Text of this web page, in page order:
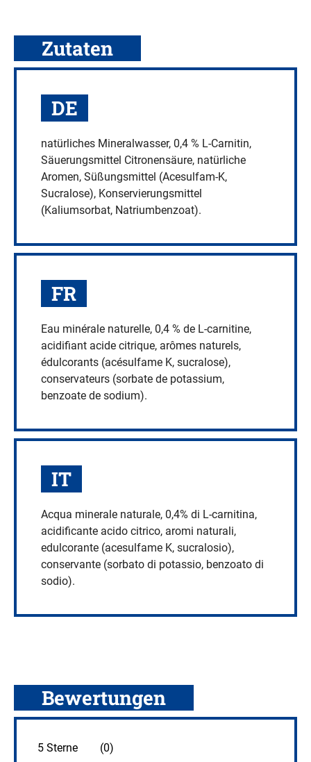
Zitrone-
Limette,
18
Menge
Zutaten
DE
natürliches Mineralwasser, 0,4 % L-Carnitin,
Säuerungsmittel Citronensäure, natürliche
Aromen, Süßungsmittel (Acesulfam-K,
Sucralose), Konservierungsmittel
(Kaliumsorbat, Natriumbenzoat).
FR
Eau minérale naturelle, 0,4 % de L-carnitine,
acidifiant acide citrique, arômes naturels,
édulcorants (acésulfame K, sucralose),
conservateurs (sorbate de potassium,
benzoate de sodium).
IT
Acqua minerale naturale, 0,4% di L-carnitina,
acidificante acido citrico, aromi naturali,
edulcorante (acesulfame K, sucralosio),
conservante (sorbato di potassio, benzoato di
sodio).
Bewertungen
5 Sterne
(0)